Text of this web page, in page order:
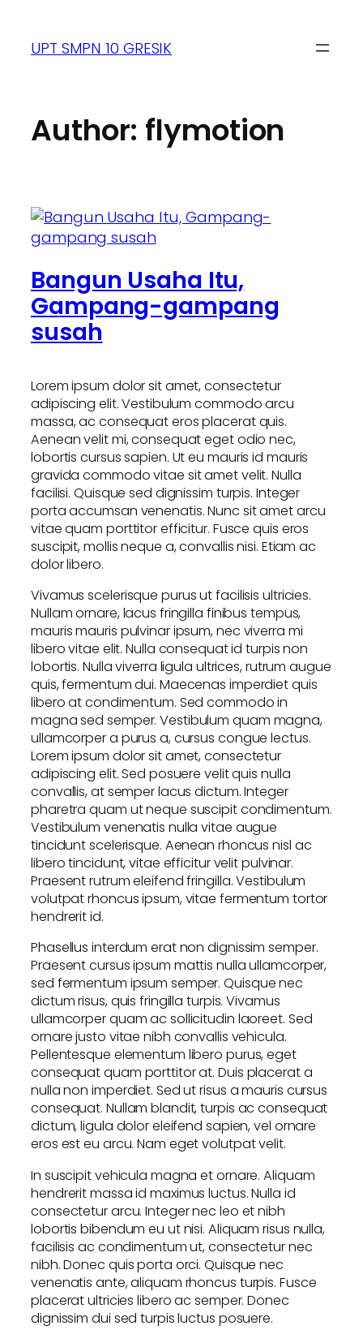
UPT SMPN 10 GRESIK
Author: flymotion
Bangun Usaha Itu,
Gampang-gampang
susah
Lorem ipsum dolor sit amet, consectetur
adipiscing elit. Vestibulum commodo arcu
massa, ac consequat eros placerat quis.
Aenean velit mi, consequat eget odio nec,
lobortis cursus sapien. Ut eu mauris id mauris
gravida commodo vitae sit amet velit. Nulla
facilisi. Quisque sed dignissim turpis. Integer
porta accumsan venenatis. Nunc sit amet arcu
vitae quam porttitor efficitur. Fusce quis eros
suscipit, mollis neque a, convallis nisi. Etiam ac
dolor libero.
Vivamus scelerisque purus ut facilisis ultricies.
Nullam ornare, lacus fringilla finibus tempus,
mauris mauris pulvinar ipsum, nec viverra mi
libero vitae elit. Nulla consequat id turpis non
lobortis. Nulla viverra ligula ultrices, rutrum augue
quis, fermentum dui. Maecenas imperdiet quis
libero at condimentum. Sed commodo in
magna sed semper. Vestibulum quam magna,
ullamcorper a purus a, cursus congue lectus.
Lorem ipsum dolor sit amet, consectetur
adipiscing elit. Sed posuere velit quis nulla
convallis, at semper lacus dictum. Integer
pharetra quam ut neque suscipit condimentum.
Vestibulum venenatis nulla vitae augue
tincidunt scelerisque. Aenean rhoncus nisl ac
libero tincidunt, vitae efficitur velit pulvinar.
Praesent rutrum eleifend fringilla. Vestibulum
volutpat rhoncus ipsum, vitae fermentum tortor
hendrerit id.
Phasellus interdum erat non dignissim semper.
Praesent cursus ipsum mattis nulla ullamcorper,
sed fermentum ipsum semper. Quisque nec
dictum risus, quis fringilla turpis. Vivamus
ullamcorper quam ac sollicitudin laoreet. Sed
ornare justo vitae nibh convallis vehicula.
Pellentesque elementum libero purus, eget
consequat quam porttitor at. Duis placerat a
nulla non imperdiet. Sed ut risus a mauris cursus
consequat. Nullam blandit, turpis ac consequat
dictum, ligula dolor eleifend sapien, vel ornare
eros est eu arcu. Nam eget volutpat velit.
In suscipit vehicula magna et ornare. Aliquam
hendrerit massa id maximus luctus. Nulla id
consectetur arcu. Integer nec leo et nibh
lobortis bibendum eu ut nisi. Aliquam risus nulla,
facilisis ac condimentum ut, consectetur nec
nibh. Donec quis porta orci. Quisque nec
venenatis ante, aliquam rhoncus turpis. Fusce
placerat ultricies libero ac semper. Donec
dignissim dui sed turpis luctus posuere.